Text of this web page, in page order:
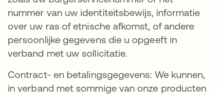
nummer van uw identiteitsbewijs, informatie
over uw ras of etnische afkomst, of andere
persoonlijke gegevens die u opgeeft in
verband met uw sollicitatie.
Contract- en betalingsgegevens: We kunnen,
in verband met sommige van onze producten